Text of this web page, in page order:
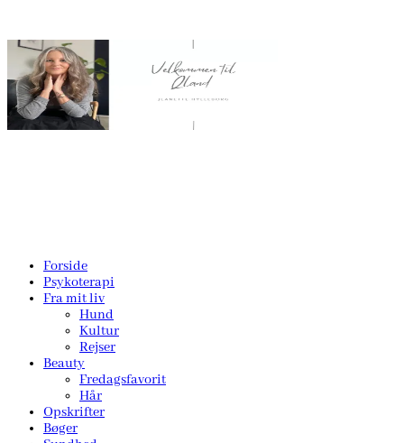
Forside
Psykoterapi
Fra mit liv
Hund
Kultur
Rejser
Beauty
Fredagsfavorit
Hår
Opskrifter
Bøger